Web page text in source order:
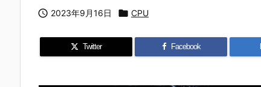
 2023年9月16日  CPU
Twitter Facebook